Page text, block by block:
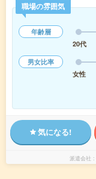
職場の雰囲気
年齢層
20代
男女比率
女性
気になる!
派遣会社